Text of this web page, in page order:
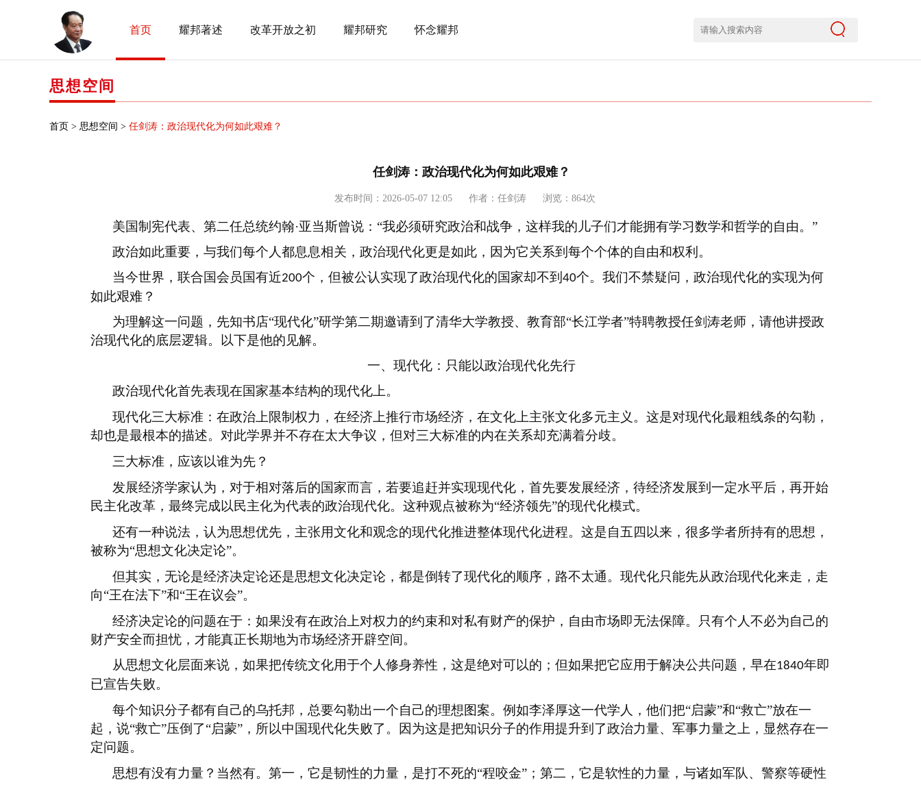
首页 耀邦著述 改革开放之初 耀邦研究 怀念耀邦
思想空间
首页 > 思想空间 > 任剑涛：政治现代化为何如此艰难？
任剑涛：政治现代化为何如此艰难？
发布时间：2026-05-07 12:05 作者：任剑涛 浏览：864次
美国制宪代表、第二任总统约翰·亚当斯曾说：“我必须研究政治和战争，这样我的儿子们才能拥有学习数学和哲学的自由。”
政治如此重要，与我们每个人都息息相关，政治现代化更是如此，因为它关系到每个个体的自由和权利。
当今世界，联合国会员国有近200个，但被公认实现了政治现代化的国家却不到 40个。我们不禁疑问，政治现代化的实现为何
如此艰难？
为理解这一问题，先知书店“现代化”研学第二期邀请到了清华大学教授、教育部“长江学者”特聘教授任剑涛老师，请他讲授政
治现代化的底层逻辑。以下是他的见解。
一、现代化：只能以政治现代化先行
政治现代化首先表现在国家基本结构的现代化上。
现代化三大标准：在政治上限制权力，在经济上推行市场经济，在文化上主张文化多元主义。这是对现代化最粗线条的勾勒，
却也是最根本的描述。对此学界并不存在太大争议，但对三大标准的内在关系却充满着分歧。
三大标准，应该以谁为先？
发展经济学家认为，对于相对落后的国家而言，若要追赶并实现现代化，首先要发展经济，待经济发展到一定水平后，再开始
民主化改革，最终完成以民主化为代表的政治现代化。这种观点被称为“经济领先”的现代化模式。
还有一种说法，认为思想优先，主张用文化和观念的现代化推进整体现代化进程。这是自五四以来，很多学者所持有的思想，
被称为“思想文化决定论”。
但其实，无论是经济决定论还是思想文化决定论，都是倒转了现代化的顺序，路不太通。现代化只能先从政治现代化来走，走
向“王在法下”和“王在议会”。
经济决定论的问题在于：如果没有在政治上对权力的约束和对私有财产的保护，自由市场即无法保障。只有个人不必为自己的
财产安全而担忧，才能真正长期地为市场经济开辟空间。
从思想文化层面来说，如果把传统文化用于个人修身养性，这是绝对可以的；但如果把它应用于解决公共问题，早在1840年即
已宣告失败。
每个知识分子都有自己的乌托邦，总要勾勒出一个自己的理想图案。例如李泽厚这一代学人，他们把“启蒙”和“救亡”放在一
起，说“救亡”压倒了“启蒙”，所以中国现代化失败了。因为这是把知识分子的作用提升到了政治力量、军事力量之上，显然存在一
定问题。
思想有没有力量？当然有。第一，它是韧性的力量，是打不死的“程咬金”；第二，它是软性的力量，与诸如军队、警察等硬性